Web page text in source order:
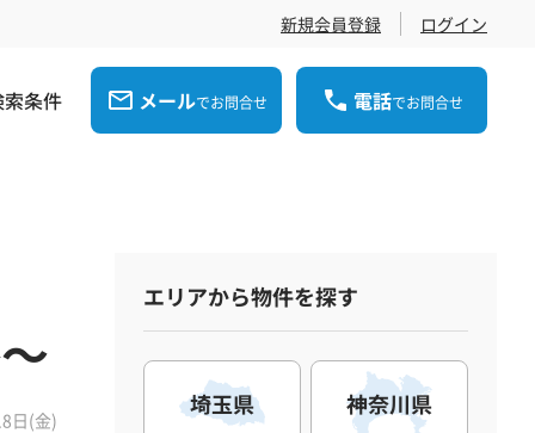
新規会員登録 ログイン
条件 メールでお問合せ 電話でお問合せ
日(金)
エリアから物件を探す
埼玉県 神奈川県